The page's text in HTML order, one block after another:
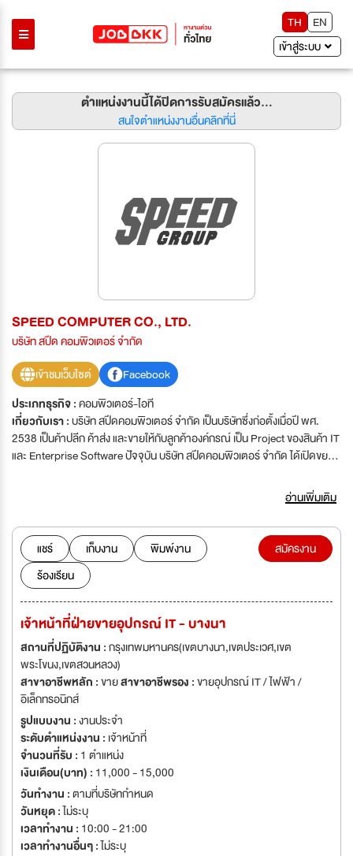
TH
EN
เข้าสู่ระบบ
ตำแหน่งงานนี้ได้ปิดการรับสมัครแล้ว...
สนใจตำแหน่งงานอื่นคลิกที่นี่
SPEED COMPUTER CO., LTD.
บริษัท สปีด คอมพิวเตอร์ จำกัด
เข้าชมเว็บไซต์
Facebook
ประเภทธุรกิจ :คอมพิวเตอร์-ไอที
เกี่ยวกับเรา :บริษัท สปีดคอมพิวเตอร์ จำกัด เป็นบริษัทซึ่งก่อตั้งเมื่อปี พศ.
2538 เป็นค้าปลีก ค้าส่ง และขายให้กับลูกค้าองค์กรณ์ เป็น Project ของสินค้า IT
และ Enterprise Software ปัจจุบัน บริษัท สปีดคอมพิวเตอร์ จำกัด ได้เปิดขยาย
คอมพิวเตอร์ จำกัด ถือคติว่า "หัวใจคือบริการ" ในแง่มุมของพนักงานภายใน
องค์กร การปกครองภายในองค์กรเป็นไปในรูปแบบกึ่งบริษัท กึ่งครอบครัว มีความ
เกื้อหนุนซึ่งกันและกัน ซึ่งพนักงานในบริษัททุกตำแหน่ง มีโอกาศที่จะได้เลื่อน
ตำแหน่งที่จะพิจารณาจากผลงานเป็นหลัก บริษัท สปีดคอมพิวเตอร์ จำกัด เล็ง
เห็นถึงความสำคัญของทรัพยากรบุคคลและได้เปิดรับสมัครพนักงานหลาย
ตำแหน่ง มาร่วมเป็นส่วนหนึงของครอบครัว สปีด คอมพิวเตอร์ เพื่อความ
ก้าวหน้าและมั่นคงในอาชีพของคุณ
อ่านเพิ่มเติม
แชร์ เก็บงาน
พิมพ์งาน
ร้องเรียน
สมัครงาน
เจ้าหน้าที่ฝ่ายขายอุปกรณ์ IT - บางนา
สถานที่ปฏิบัติงาน :กรุงเทพมหานคร(เขตบางนา,เขตประเวศ,เขต
พระโขนง,เขตสวนหลวง)
สาขาอาชีพหลัก :ขายสาขาอาชีพรอง :ขายอุปกรณ์ IT / ไฟฟ้า /
อิเล็กทรอนิกส์
รูปแบบงาน :งานประจำ
ระดับตำแหน่งงาน : เจ้าหน้าที่
จำนวนที่รับ : 1 ตำแหน่ง
เงินเดือน(บาท) : 11,000 - 15,000
วันทำงาน :ตามที่บริษัทกำหนด
วันหยุด :ไม่ระบุ
เวลาทำงาน : 10:00 - 21:00
เวลาทำงานอื่นๆ :ไม่ระบุ